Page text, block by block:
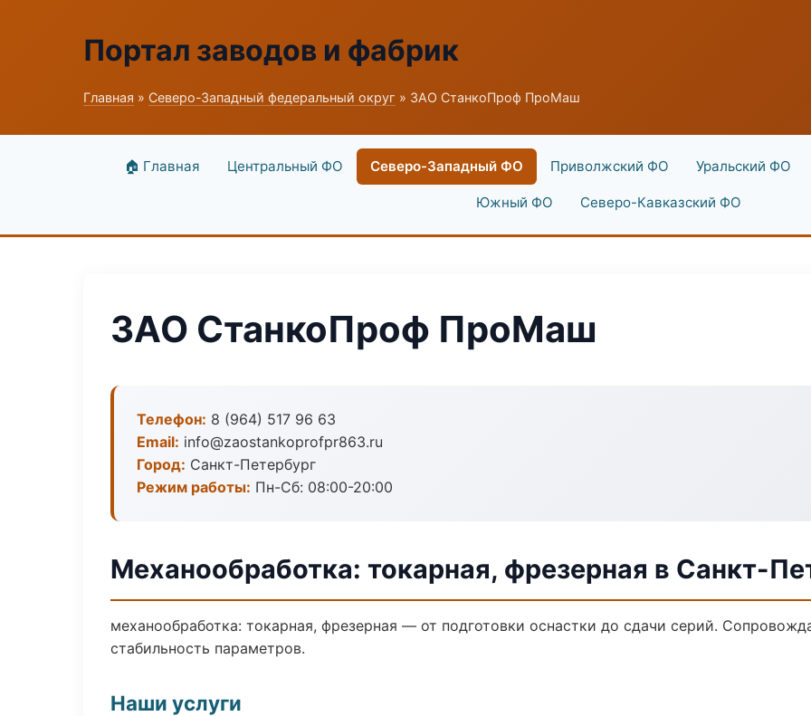
Портал заводов и фабрик
Главная » Северо-Западный федеральный округ » ЗАО СтанкоПроф ПроМаш
🏠 Главная Центральный ФО Северо-Западный ФО Приволжский ФО Уральский ФО
Южный ФО Северо-Кавказский ФО
ЗАО СтанкоПроф ПроМаш
Телефон: 8 (964) 517 96 63
Email: info@zaostankoprofpr863.ru
Город: Санкт-Петербург
Режим работы: Пн-Сб: 08:00-20:00
Механообработка: токарная, фрезерная в Санкт-
механообработка: токарная, фрезерная — от подготовки оснастки до сдачи серий.
стабильность параметров.
Наши услуги